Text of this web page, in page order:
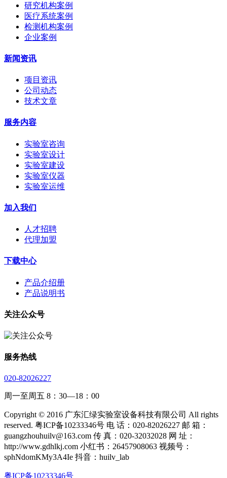
研究机构案例
医疗系统案例
检测机构案例
企业案例
新闻资讯
项目资讯
公司动态
技术文章
服务内容
实验室咨询
实验室设计
实验室建设
实验室仪器
实验室运维
加入我们
人才招聘
代理加盟
下载中心
产品介绍册
产品说明书
关注公众号
服务热线
020-82026227
周一至周五 8：30—18：00
Copyright © 2016 广东汇绿实验室设备科技有限公司 All rights
reserved. 粤ICP备10233346号 电 话：020-82026227 邮 箱：
guangzhouhuilv@163.com 传 真：020-32032028 网 址：
http://www.gdhlkj.com 小红书：26457908063 视频号：
sphNdomKMy3A4Ie 抖音：huilv_lab
粤ICP备10233346号